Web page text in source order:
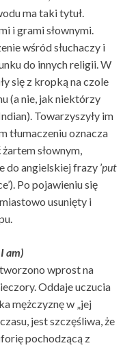
ma taki tytuł.
i grami słownymi.
wśród słuchaczy i
do innych religii. W
się z kropką na czole
(a nie, jak niektórzy
Towarzyszyły im
tłumaczeniu oznacza
żartem słownym,
angielskiej frazy ’put
Po pojawieniu się
usunięty i
am)
wprost na
Oddaje uczucia
mężczyznę w „jej
jest szczęśliwa, że
pochodzącą z